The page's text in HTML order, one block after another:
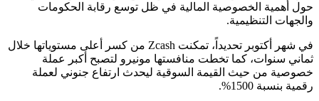
حول أهمية الخصوصية المالية في ظل توسع رقابة الحكومات
والجهات التنظيمية.
في شهر أكتوبر تحديداً، تمكنت Zcash من كسر أعلى مستوياتها خلال
ثماني سنوات، كما تخطت منافستها مونيرو لتصبح أكبر عملة
خصوصية من حيث القيمة السوقية ليحدث ارتفاع جنوني لعملة
رقمية بنسبة 1500%.